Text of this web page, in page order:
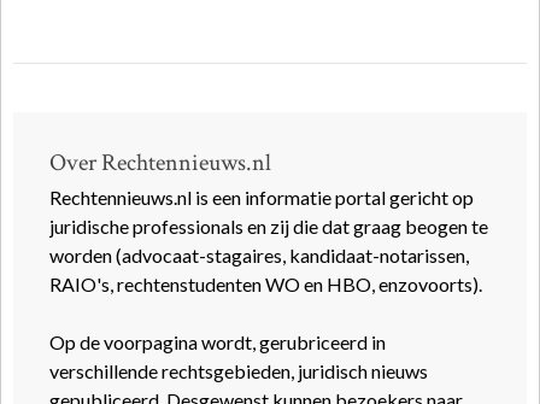
Over Rechtennieuws.nl
Rechtennieuws.nl is een informatie portal gericht op
juridische professionals en zij die dat graag beogen te
worden (advocaat-stagaires, kandidaat-notarissen,
RAIO's, rechtenstudenten WO en HBO, enzovoorts).
Op de voorpagina wordt, gerubriceerd in
verschillende rechtsgebieden, juridisch nieuws